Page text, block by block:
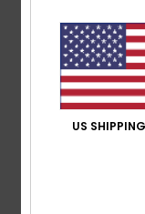
Caractéristiques
Collection :
Matière :
Taille :Taille
US